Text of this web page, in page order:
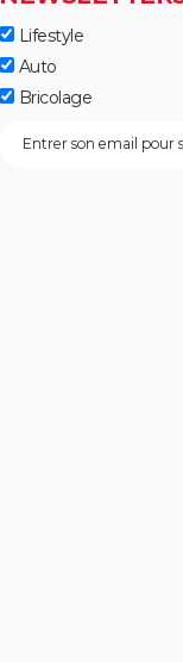
Lifestyle
Auto
Bricolage